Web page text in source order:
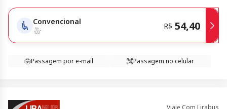
Convencional R$ 54,40
Passagem por e-mail Passagem no celular
Viaje Com Lirabus